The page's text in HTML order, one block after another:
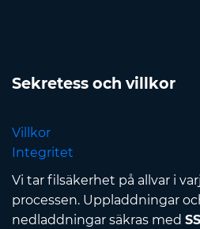
Sekretess och villkor
Villkor
Integritet
Vi tar filsäkerhet på allvar i
processen. Uppladdningar
nedladdningar säkras med